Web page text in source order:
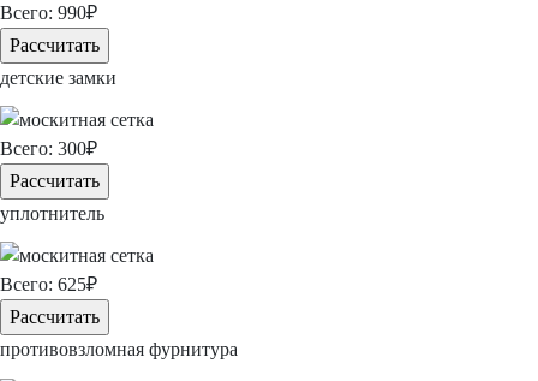
Всего: 990₽
Рассчитать
детские замки
Всего: 300₽
Рассчитать
уплотнитель
Всего: 625₽
Рассчитать
противовзломная фурнитура